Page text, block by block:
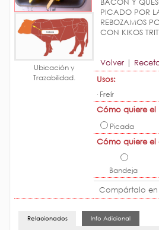
Ubicación y
Trazabilidad.
BACON Y
PICADO POR
REBOZAMOS
CON KIKOS
Volver |
Usos:
· Freír
Cómo quiere
Picada
Cómo quiere el
Bandeja
Compártalo en